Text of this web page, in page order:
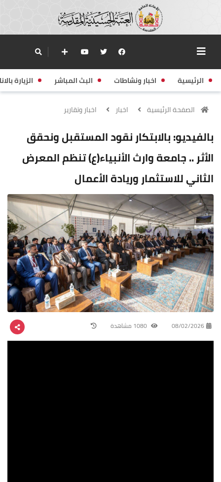
الرئيسية اخبار ونشاطات البث المباشر الزيارة
الصفحة الرئيسية اخبار اخبار وتقارير
بالفيديو: بالابتكار نقود المستقبل ونحقق
الأثر .. جامعة وارث الأنبياء(ع) تنظم المعرض
الثاني للاستثمار وريادة الأعمال
08/02/2026